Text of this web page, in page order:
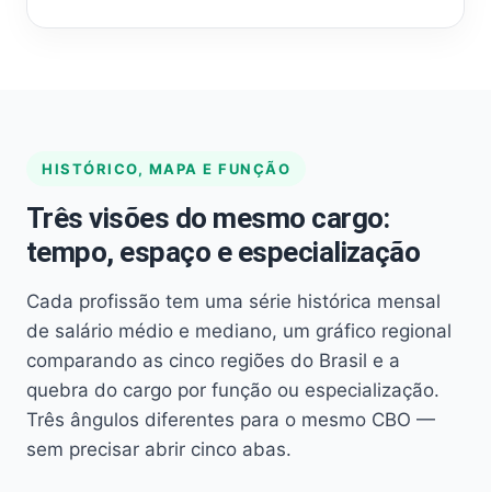
HISTÓRICO, MAPA E FUNÇÃO
Três visões do mesmo cargo:
tempo, espaço e especialização
Cada profissão tem uma série histórica mensal
de salário médio e mediano, um gráfico regional
comparando as cinco regiões do Brasil e a
quebra do cargo por função ou especialização.
Três ângulos diferentes para o mesmo CBO —
sem precisar abrir cinco abas.